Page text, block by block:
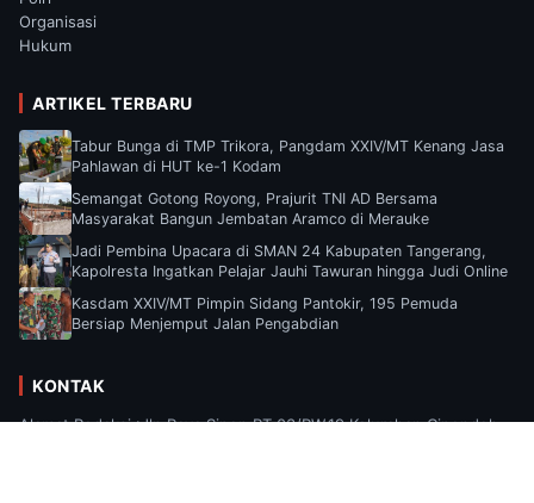
Organisasi
Hukum
ARTIKEL TERBARU
Tabur Bunga di TMP Trikora, Pangdam XXIV/MT Kenang Jasa
Pahlawan di HUT ke-1 Kodam
Semangat Gotong Royong, Prajurit TNI AD Bersama
Masyarakat Bangun Jembatan Aramco di Merauke
Jadi Pembina Upacara di SMAN 24 Kabupaten Tangerang,
Kapolresta Ingatkan Pelajar Jauhi Tawuran hingga Judi Online
Kasdam XXIV/MT Pimpin Sidang Pantokir, 195 Pemuda
Bersiap Menjemput Jalan Pengabdian
KONTAK
Alamat Redaksi :Jln Raya Sipon RT.03/RW.19 Kelurahan Cipondoh,